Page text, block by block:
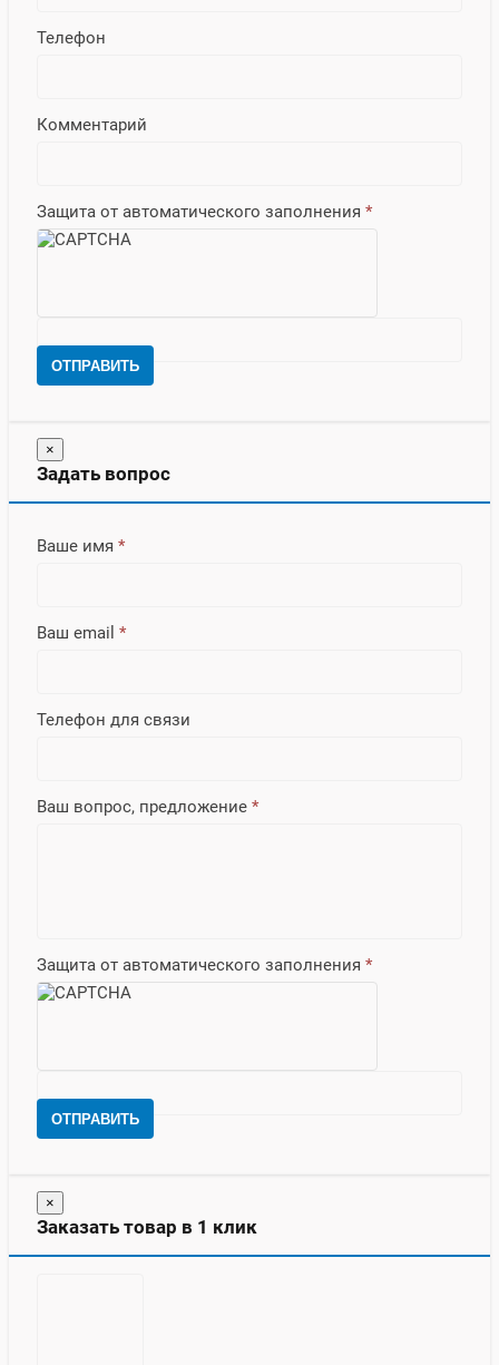
Телефон
Комментарий
Защита от автоматического заполнения *
ОТПРАВИТЬ
×
Задать вопрос
Ваше имя *
Ваш email *
Телефон для связи
Ваш вопрос, предложение *
Защита от автоматического заполнения *
ОТПРАВИТЬ
×
Заказать товар в 1 клик